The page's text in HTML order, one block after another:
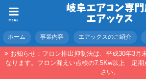
menu
ホーム 事業内容 エアックスのご紹介
お知らせ：フロン排出抑制法は、平成30年3月
なります。フロン漏えい点検の7.5Kw以上 定期
さい。